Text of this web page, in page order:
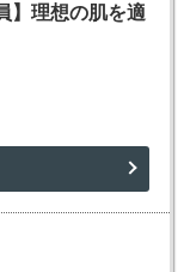
】理想の肌を適